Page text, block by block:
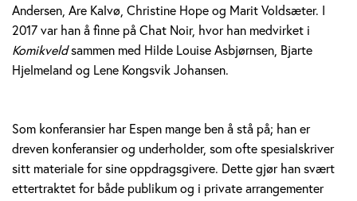
Andersen, Are Kalvø, Christine Hope og Marit Voldsæter. I
2017 var han å finne på Chat Noir, hvor han medvirket i
Komikveldsammen med Hilde Louise Asbjørnsen, Bjarte
Hjelmeland og Lene Kongsvik Johansen.
Som konferansier har Espen mange ben å stå på; han er
dreven konferansier og underholder, som ofte spesialskriver
sitt materiale for sine oppdragsgivere. Dette gjør han svært
ettertraktet for både publikum og i private arrangementer